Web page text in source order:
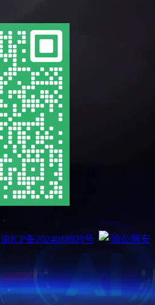
渝ICP备2024018928号
渝公网安